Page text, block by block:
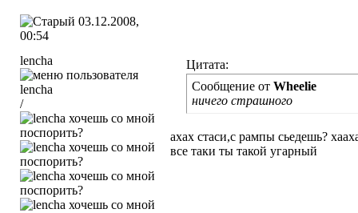
03.12.2008,
00:54
lencha
/
Цитата:
Сообщение от Wheelie
ничего страшного
ахах стаси,с рампы сьедешь?
все таки ты такой угарный